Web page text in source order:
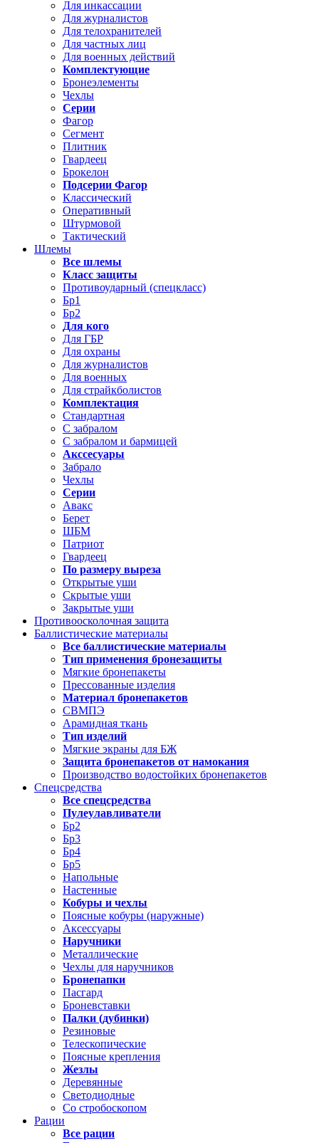
Для инкассации
Для журналистов
Для телохранителей
Для частных лиц
Для военных действий
Комплектующие
Бронеэлементы
Чехлы
Серии
Фагор
Сегмент
Плитник
Гвардеец
Брокелон
Подсерии Фагор
Классический
Оперативный
Штурмовой
Тактический
Шлемы
Все шлемы
Класс защиты
Противоударный (спецкласс)
Бр1
Бр2
Для кого
Для ГБР
Для охраны
Для журналистов
Для военных
Для страйкболистов
Комплектация
Стандартная
С забралом
С забралом и бармицей
Акссесуары
Забрало
Чехлы
Серии
Авакс
Берет
ШБМ
Патриот
Гвардеец
По размеру выреза
Открытые уши
Скрытые уши
Закрытые уши
Противоосколочная защита
Баллистические материалы
Все баллистические материалы
Тип применения бронезащиты
Мягкие бронепакеты
Прессованные изделия
Материал бронепакетов
СВМПЭ
Арамидная ткань
Тип изделий
Мягкие экраны для БЖ
Защита бронепакетов от намокания
Производство водостойких бронепакетов
Спецсредства
Все спецсредства
Пулеулавливатели
Бр2
Бр3
Бр4
Бр5
Напольные
Настенные
Кобуры и чехлы
Поясные кобуры (наружные)
Аксессуары
Наручники
Металлические
Чехлы для наручников
Бронепапки
Пасгард
Броневставки
Палки (дубинки)
Резиновые
Телескопические
Поясные крепления
Жезлы
Деревянные
Светодиодные
Со стробоскопом
Рации
Все рации